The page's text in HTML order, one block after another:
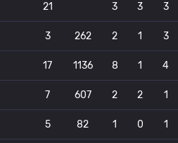
21 3 3 3
3 262 2 1 3
17 1136 8 1 4
7 607 2 2 1
5 82 1 0 1